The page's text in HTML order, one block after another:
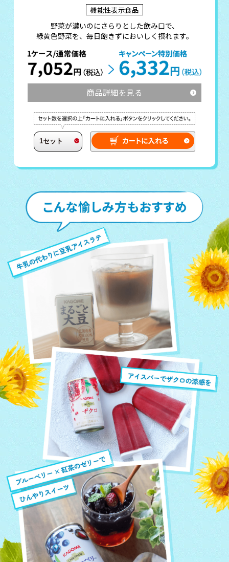
機能性表示食品
野菜が濃いのにさらりとした飲み口で、
緑黄色野菜を、毎日飽きずにおいしく摂れます。
商品詳細を見る